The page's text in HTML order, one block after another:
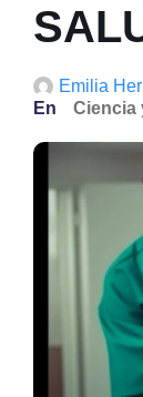
Emilia
En
Ciencia